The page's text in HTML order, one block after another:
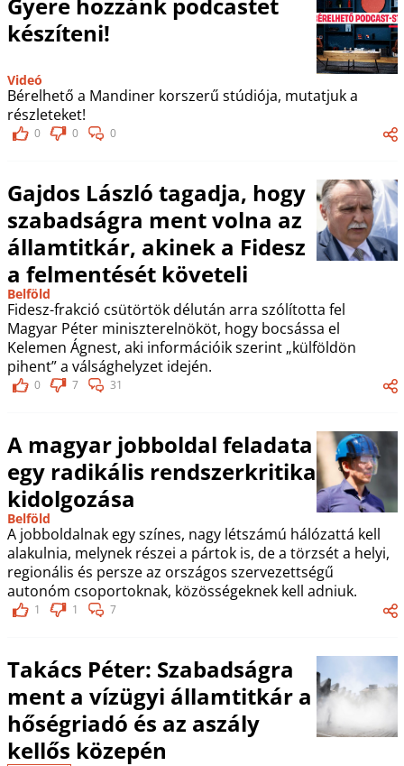
készíteni!
Videó
Bérelhető a Mandiner korszerű stúdiója, mutatjuk a
részleteket!
0 0 0
Gajdos László tagadja, hogy
szabadságra ment volna az
államtitkár, akinek a Fidesz
a felmentését követeli
Belföld
Fidesz-frakció csütörtök délután arra szólította fel
Magyar Péter miniszterelnököt, hogy bocsássa el
Kelemen Ágnest, aki információik szerint „külföldön
pihent” a válsághelyzet idején.
0 7 31
A magyar jobboldal feladata
egy radikális rendszerkritika
kidolgozása
Belföld
A jobboldalnak egy színes, nagy létszámú hálózattá kell
alakulnia, melynek részei a pártok is, de a törzsét a helyi,
regionális és persze az országos szervezettségű
autonóm csoportoknak, közösségeknek kell adniuk.
1 1 7
Takács Péter: Szabadságra
ment a vízügyi államtitkár a
hőségriadó és az aszály
kellős közepén